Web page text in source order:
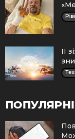
ІІ
ПОПУЛЯРНІ